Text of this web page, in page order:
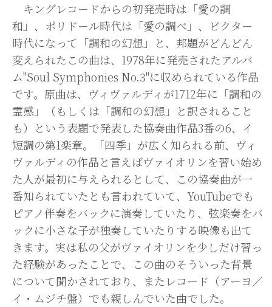
キングレコードからの初発売時は「愛の調
和」、ポリドール時代は「愛の調べ」、ビクター
時代になって「調和の幻想」と、邦題がどんどん
変えられたこの曲は、1978年に発売されたアルバ
ム"Soul Symphonies No.3"に収められている作品
です。原曲は、ヴィヴァルディが1712年に「調和の
霊感」（もしくは「調和の幻想」と訳されること
も）という表題で発表した協奏曲作品3番の6、イ
短調の第1楽章。「四季」が広く知られる前、ヴィ
ヴァルディの作品と言えばヴァイオリンを習い始め
た人が最初に与えられるとして、この協奏曲が一
番知られていたとも言われていて、YouTubeでも
ピアノ伴奏をバックに演奏していたり、弦楽奏をバ
ックに小さな子が独奏していたりする映像も出て
きます。実は私の父がヴァイオリンを少しだけ習っ
た経験があったことで、この曲のそういった背景
について聞かされており、またレコード（アーヨ／
イ・ムジチ盤）でも親しんでいた曲でした。